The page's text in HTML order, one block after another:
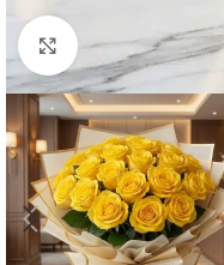
Click to enlarge